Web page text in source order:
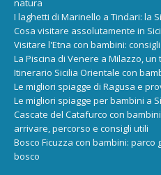
I laghetti di Marinello a Tindari: la
Cosa visitare assolutamente in
Visitare l'Etna con bambini:
La Piscina di Venere a Milazzo, un
Itinerario Sicilia Orientale con
Le migliori spiagge di Ragusa e
Le migliori spiagge per bambini a
Cascate del Catafurco con
arrivare, percorso e consigli utili
Bosco Ficuzza con bambini:
bosco